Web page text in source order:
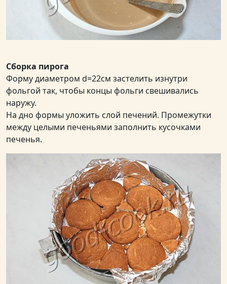
Сборка пирога
Форму диаметром d=22см застелить изнутри
фольгой так, чтобы концы фольги свешивались
наружу.
На дно формы уложить слой печений. Промежутки
между целыми печеньями заполнить кусочками
печенья.